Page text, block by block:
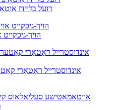
דועל בליידז
הויך-
אינדוסטרייל ראָטאַרי